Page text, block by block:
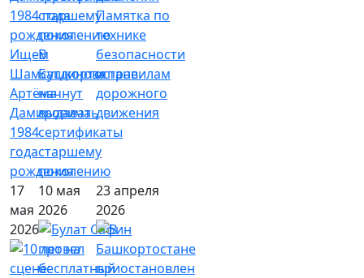
Ищем
Шамсутдинова
Артёма
Дамировича
1984
года
рождения
В
Башкортостане
начнут
выдавать
сертификаты
старшему
поколению
Памятка по
технике
безопасности
и правилам
дорожного
движения
17
мая
2026
10 мая
2026
23 апреля
2026